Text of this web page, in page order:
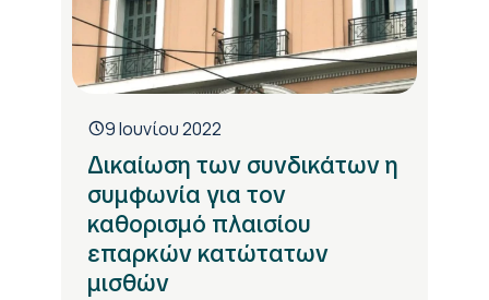
9 Ιουνίου 2022
Δικαίωση των συνδικάτων η
συμφωνία για τον
καθορισμό πλαισίου
επαρκών κατώτατων
μισθών